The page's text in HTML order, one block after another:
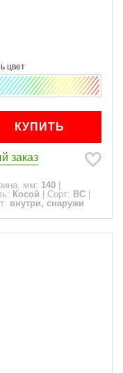
КУПИТЬ
заказ
мм: 140
Косой Сорт: ВС
внутри, снаружи